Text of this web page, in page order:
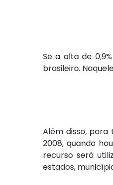
Se a alta de
brasileiro.
Além disso,
2008, quando
recurso será
estados,